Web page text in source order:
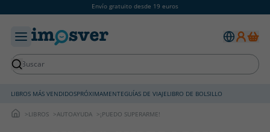
Envío gratuito desde 19 euros
LIBROS MÁS VENDIDOSPRÓXIMAMENTEGUÍAS DE VIAJELIBRO DE BOLSILLO
LIBROS AUTOAYUDA ¡PUEDO SUPERARME!